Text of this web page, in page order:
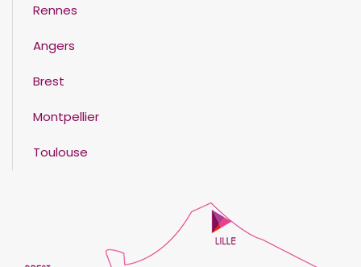
Rennes
Angers
Brest
Montpellier
Toulouse